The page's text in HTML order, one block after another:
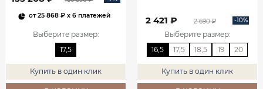
от25 868 ₽x 6 платежей
Выберите размер:
17,5
Купить в один клик
2 421 ₽ 2 690 ₽ -10%
Выберите размер:
16,5
17,5 18,5 19 20
Купить в один клик